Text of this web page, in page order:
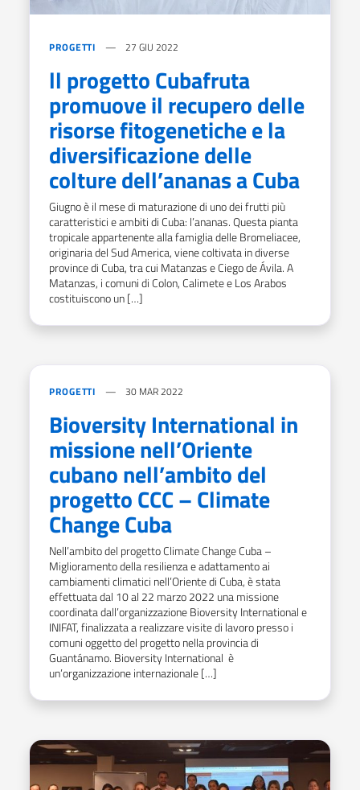
PROGETTI 27 GIU 2022
ll progetto Cubafruta
promuove il recupero delle
risorse fitogenetiche e la
diversificazione delle
colture dell’ananas a Cuba
Giugno è il mese di maturazione di uno dei frutti più
caratteristici e ambiti di Cuba: l’ananas. Questa pianta
tropicale appartenente alla famiglia delle Bromeliacee,
originaria del Sud America, viene coltivata in diverse
province di Cuba, tra cui Matanzas e Ciego de Ávila. A
Matanzas, i comuni di Colon, Calimete e Los Arabos
costituiscono un […]
PROGETTI 30 MAR 2022
Bioversity International in
missione nell’Oriente
cubano nell’ambito del
progetto CCC – Climate
Change Cuba
Nell’ambito del progetto Climate Change Cuba –
Miglioramento della resilienza e adattamento ai
cambiamenti climatici nell’Oriente di Cuba, è stata
effettuata dal 10 al 22 marzo 2022 una missione
coordinata dall’organizzazione Bioversity International e
INIFAT, finalizzata a realizzare visite di lavoro presso i
comuni oggetto del progetto nella provincia di
Guantánamo. Bioversity International è
un’organizzazione internazionale […]